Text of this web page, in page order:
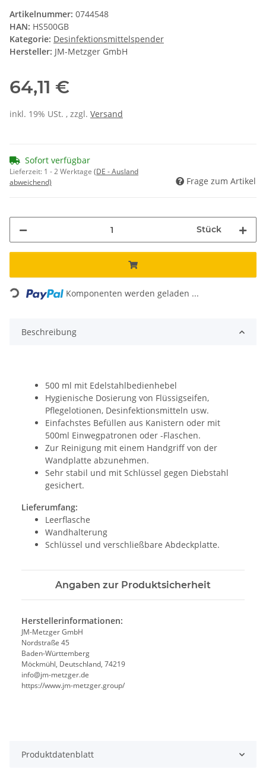
Artikelnummer: 0744548
HAN: HS500GB
Kategorie: Desinfektionsmittelspender
Hersteller: JM-Metzger GmbH
64,11 €
inkl. 19% USt. , zzgl. Versand
Sofort verfügbar
Lieferzeit: 1 - 2 Werktage (DE - Ausland
abweichend)
Frage zum Artikel
Stück
Loading... Komponenten werden geladen ...
Beschreibung
500 ml mit Edelstahlbedienhebel
Hygienische Dosierung von Flüssigseifen,
Pflegelotionen, Desinfektionsmitteln usw.
Einfachstes Befüllen aus Kanistern oder mit
500ml Einwegpatronen oder -Flaschen.
Zur Reinigung mit einem Handgriff von der
Wandplatte abzunehmen.
Sehr stabil und mit Schlüssel gegen Diebstahl
gesichert.
Lieferumfang:
Leerflasche
Wandhalterung
Schlüssel und verschließbare Abdeckplatte.
Angaben zur Produktsicherheit
Herstellerinformationen:
JM-Metzger GmbH
Nordstraße 45
Baden-Württemberg
Möckmühl, Deutschland, 74219
info@jm-metzger.de
https://www.jm-metzger.group/
Produktdatenblatt